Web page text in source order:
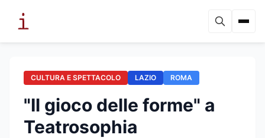
CULTURA E SPETTACOLO LAZIO ROMA
"Il gioco delle forme" a
Teatrosophia